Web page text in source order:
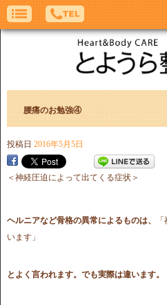
腰痛のお勉強④
投稿日 2016年5月5日
＜神経圧迫によって出てくる症状＞
ヘルニアなど骨格の異常によるものは、
います」
とよく言われます。 でも実際は違います。